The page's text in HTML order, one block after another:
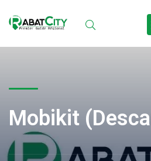
Mobikit